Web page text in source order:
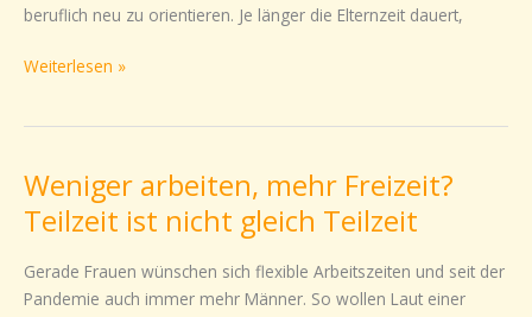
beruflich neu zu orientieren. Je länger die Elternzeit dauert,
Weiterlesen »
Weniger arbeiten, mehr Freizeit?
Teilzeit ist nicht gleich Teilzeit
Gerade Frauen wünschen sich flexible Arbeitszeiten und seit der
Pandemie auch immer mehr Männer. So wollen Laut einer
Weniger
arbeiten,
mehr
Freizeit?
Teilzeit